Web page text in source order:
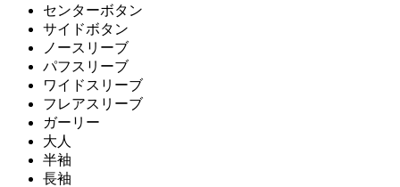
センターボタン
サイドボタン
ノースリーブ
パフスリーブ
ワイドスリーブ
フレアスリーブ
ガーリー
大人
半袖
長袖